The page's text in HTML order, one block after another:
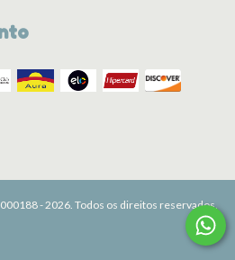
- 2026. Todos os direitos reservados.